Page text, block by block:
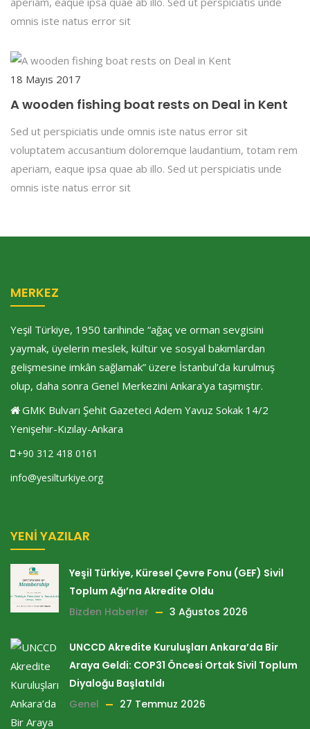
omnis iste natus error sit
18 Mayıs 2017
A wooden fishing boat rests on Deal in Kent
Sed ut perspiciatis unde omnis iste natus error sit
voluptatem accusantium doloremque laudantium, totam rem
aperiam, eaque ipsa quae ab illo. Sed ut perspiciatis unde
omnis iste natus error sit
MERKEZ
Yeşil Türkiye, 1950 tarihinde “ağaç ve orman sevgisini
yaymak, üyelerin meslek, kültür ve sosyal bakımlardan
gelişmesine imkân sağlamak” üzere İstanbul’da kurulmuş
olup, daha sonra Genel Merkezini Ankara'ya taşımıştır.
GMK Bulvarı Şehit Gazeteci Adem Yavuz Sokak 14/2
Yenişehir-Kızılay-Ankara
+90 312 418 0161
info@yesilturkiye.org
YENI YAZILAR
Yeşil Türkiye, Küresel Çevre Fonu (GEF) Sivil
Toplum Ağı’na Akredite Oldu
Bizden Haberler
3 Ağustos 2026
UNCCD Akredite Kuruluşları Ankara’da Bir
Araya Geldi: COP31 Öncesi Ortak Sivil Toplum
Diyaloğu Başlatıldı
Genel
27 Temmuz 2026